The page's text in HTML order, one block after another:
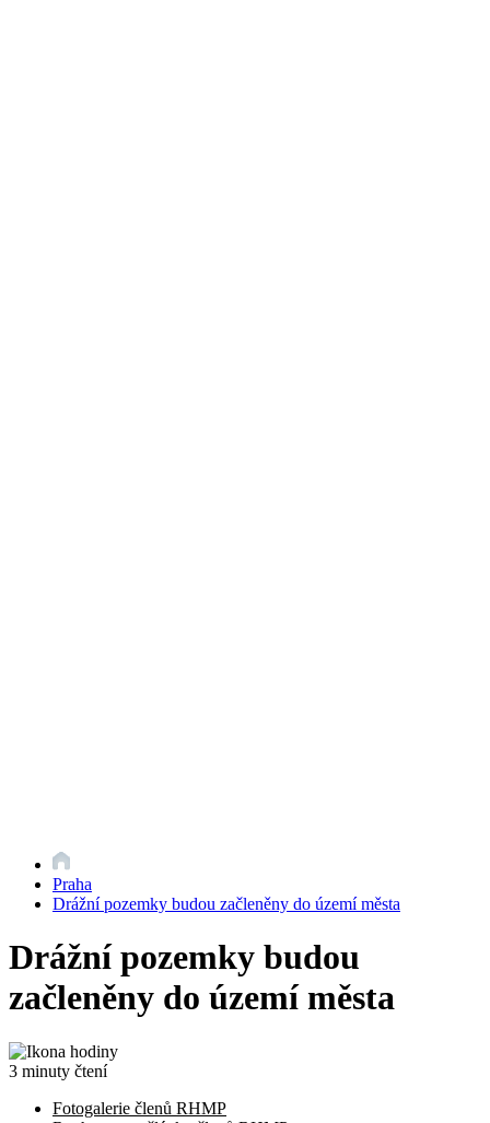
Praha
Drážní pozemky budou začleněny do území města
Drážní pozemky budou
začleněny do území města
3 minuty čtení
Fotogalerie členů RHMP